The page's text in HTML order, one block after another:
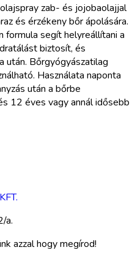
zab- és jojobaolajjal
és érzékeny bőr ápolására.
formula segít helyreállítani a
biztosít, és
után. Bőrgyógyászatilag
Használata naponta
után a bőrbe
12 éves vagy annál idősebb
a.
azzal hogy megírod!